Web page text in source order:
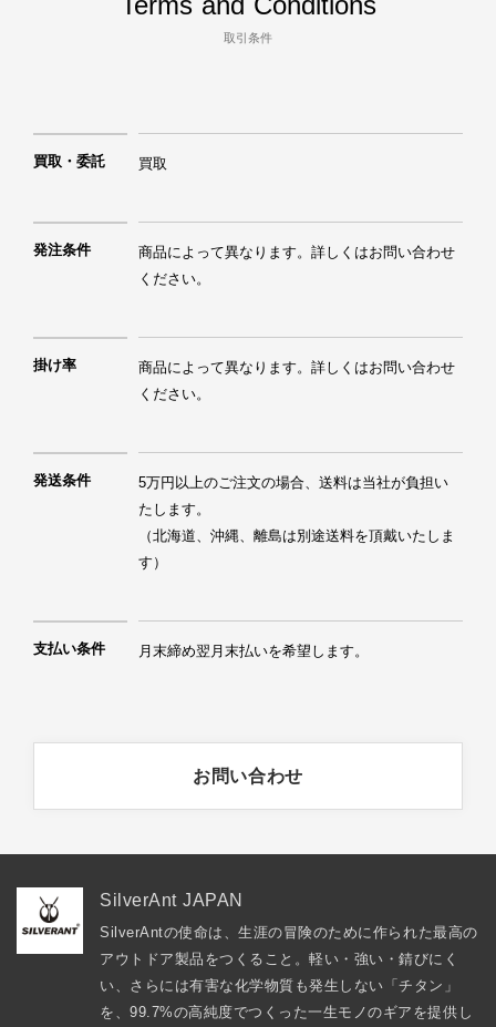
取引条件
買取・委託 買取
発注条件
商品によって異なります。詳しくはお問い合わせ
ください。
掛け率
商品によって異なります。詳しくはお問い合わせ
ください。
発送条件
5万円以上のご注文の場合、送料は当社が負担い
たします。
（北海道、沖縄、離島は別途送料を頂戴いたしま
す）
支払い条件 月末締め翌月末払いを希望します。
お問い合わせ
SilverAnt JAPAN
SilverAntの使命は、生涯の冒険のために作られた最高の
アウトドア製品をつくること。軽い・強い・錆びにく
い、さらには有害な化学物質も発生しない「チタン」
を、99.7%の高純度でつくった一生モノのギアを提供し